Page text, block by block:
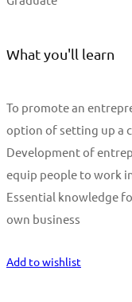
What you'll learn
To promote an
option of setting up a
Development of
equip people to work
Essential knowledge
own business
Add to wishlist